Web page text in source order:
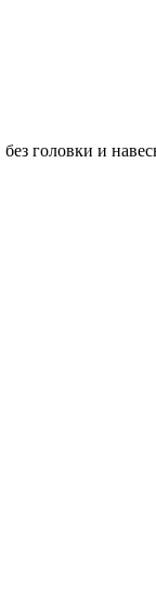
головки и